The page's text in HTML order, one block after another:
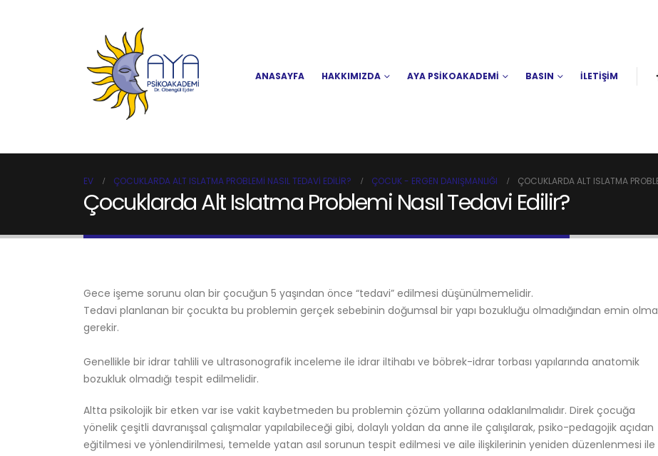
ANASAYFA HAKKIMIZDA AYA PSİKOAKADEMİ BASIN İLETİŞİM
EV ÇOCUKLARDA ALT ISLATMA PROBLEMI NASIL TEDAVI EDILIR? ÇOCUK - ERGEN DANIŞMANLIĞI ÇOCUKLARDA ALT ISLATMA
Çocuklarda Alt Islatma Problemi Nasıl Tedavi Edilir?
Gece işeme sorunu olan bir çocuğun 5 yaşından önce “tedavi” edilmesi düşünülmemelidir.
Tedavi planlanan bir çocukta bu problemin gerçek sebebinin doğumsal bir yapı bozukluğu olmadığından emin
gerekir.
Genellikle bir idrar tahlili ve ultrasonografik inceleme ile idrar iltihabı ve böbrek-idrar torbası yapılarında anatomik
bozukluk olmadığı tespit edilmelidir.
Altta psikolojik bir etken var ise vakit kaybetmeden bu problemin çözüm yollarına odaklanılmalıdır. Direk çocuğa
yönelik çeşitli davranışsal çalışmalar yapılabileceği gibi, dolaylı yoldan da anne ile çalışılarak, psiko-pedagojik açıdan
eğitilmesi ve yönlendirilmesi, temelde yatan asıl sorunun tespit edilmesi ve aile ilişkilerinin yeniden düzenlenmesi ile